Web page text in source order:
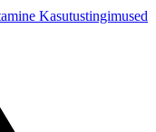
Kasutustingimused